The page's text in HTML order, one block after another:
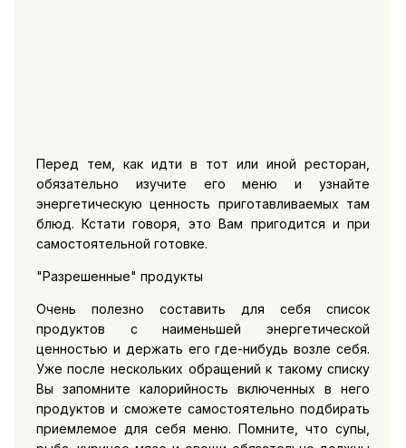
Перед тем, как идти в тот или иной ресторан,
обязательно изучите его меню и узнайте
энергетическую ценность приготавливаемых там
блюд. Кстати говоря, это Вам пригодится и при
самостоятельной готовке.
"Разрешенные" продукты
Очень полезно составить для себя список
продуктов с наименьшей энергетической
ценностью и держать его где-нибудь возле себя.
Уже после нескольких обращений к такому списку
Вы запомните калорийность включенных в него
продуктов и сможете самостоятельно подбирать
приемлемое для себя меню. Помните, что супы,